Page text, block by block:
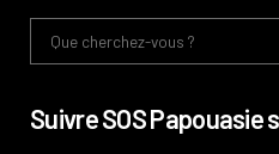
Suivre SOS Papouasie